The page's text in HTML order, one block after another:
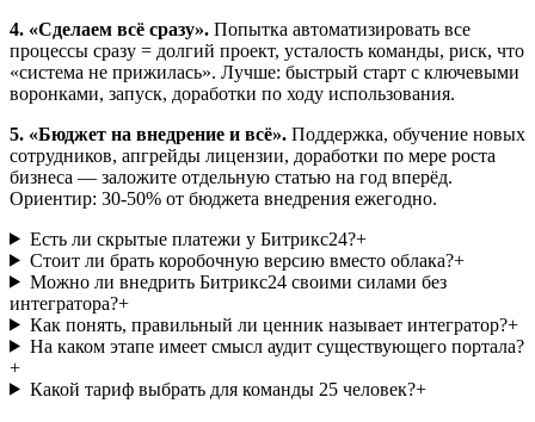
4. «Сделаем всё сразу». Попытка автоматизировать все
процессы сразу = долгий проект, усталость команды, риск, что
«система не прижилась». Лучше: быстрый старт с ключевыми
воронками, запуск, доработки по ходу использования.
5. «Бюджет на внедрение и всё». Поддержка, обучение новых
сотрудников, апгрейды лицензии, доработки по мере роста
бизнеса — заложите отдельную статью на год вперёд.
Ориентир: 30-50% от бюджета внедрения ежегодно.
Есть ли скрытые платежи у Битрикс24?+
Стоит ли брать коробочную версию вместо облака?+
Можно ли внедрить Битрикс24 своими силами без
интегратора?+
Как понять, правильный ли ценник называет интегратор?+
На каком этапе имеет смысл аудит существующего портала?
+
Какой тариф выбрать для команды 25 человек?+